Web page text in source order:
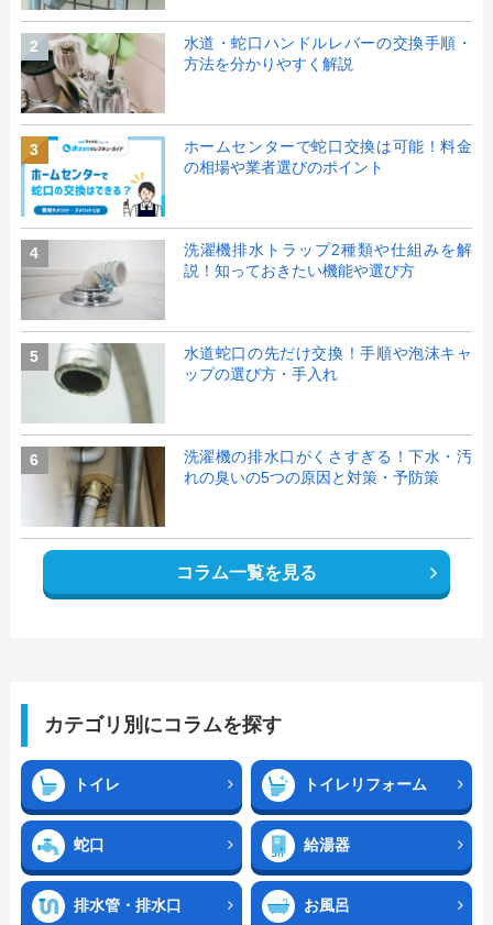
2
水道・蛇口ハンドルレバーの交換手順・
方法を分かりやすく解説
3
ホームセンターで蛇口交換は可能！料金
の相場や業者選びのポイント
4
洗濯機排水トラップ2種類や仕組みを解
説！知っておきたい機能や選び方
5
水道蛇口の先だけ交換！手順や泡沫キャ
ップの選び方・手入れ
6
洗濯機の排水口がくさすぎる！下水・汚
れの臭いの5つの原因と対策・予防策
コラム一覧を見る
カテゴリ別にコラムを探す
トイレ トイレリフォーム
蛇口 給湯器
排水管・排水口 お風呂